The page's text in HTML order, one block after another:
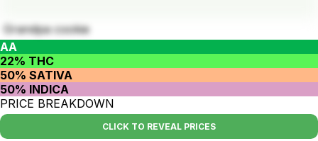
Grandpa cookie
AA
22% THC
50% SATIVA
50% INDICA
PRICE BREAKDOWN
CLICK TO REVEAL PRICES